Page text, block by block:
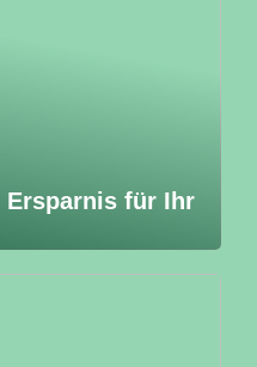
Ersparnis für Ihr